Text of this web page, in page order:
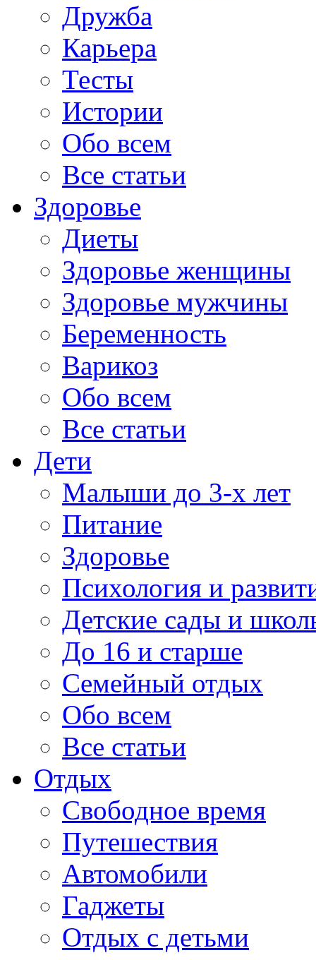
Дружба
Карьера
Тесты
Истории
Обо всем
Все статьи
Здоровье
Диеты
Здоровье женщины
Здоровье мужчины
Беременность
Варикоз
Обо всем
Все статьи
Дети
Малыши до 3-х лет
Питание
Здоровье
Психология и
Детские сады и
До 16 и старше
Семейный отдых
Обо всем
Все статьи
Отдых
Свободное время
Путешествия
Автомобили
Гаджеты
Отдых с детьми